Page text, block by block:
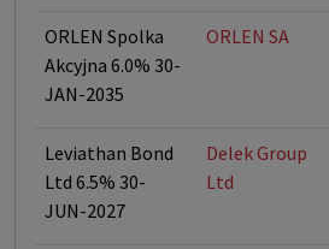
ORLEN Spolka
Akcyjna 6.0% 30-
JAN-2035
ORLEN SA
Leviathan Bond
Ltd 6.5% 30-
JUN-2027
Delek Group
Ltd